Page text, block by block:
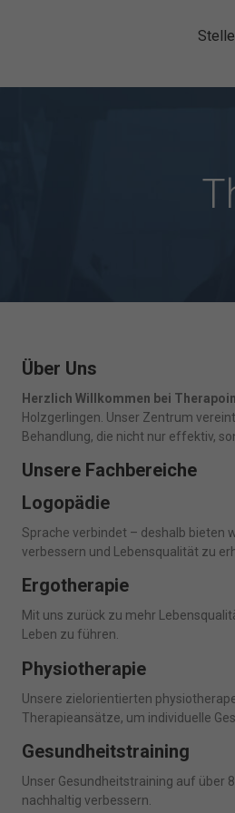
Über Uns
Herzlich Willkommen bei
Holzgerlingen. Unser Zentrum
Behandlung, die nicht nur effektiv,
Unsere Fachbereiche
Logopädie
Sprache verbindet – deshalb bieten
verbessern und Lebensqualität zu
Ergotherapie
Mit uns zurück zu mehr
Leben zu führen.
Physiotherapie
Unsere zielorientierten
Therapieansätze, um individuelle
Gesundheitstraining
Unser Gesundheitstraining auf über
nachhaltig verbessern.